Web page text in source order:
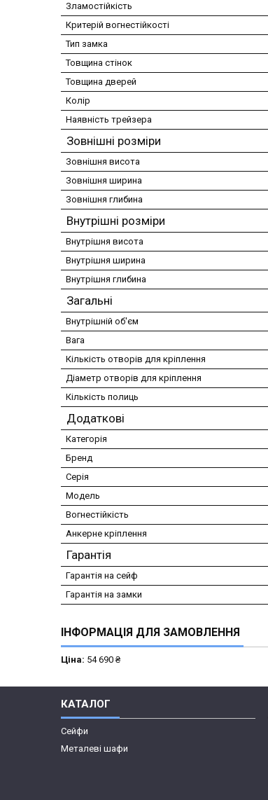
Зламостійкість
Критерій вогнестійкості
Тип замка
Товщина стінок
Товщина дверей
Колір
Наявність трейзера
Зовнішні розміри
Зовнішня висота
Зовнішня ширина
Зовнішня глибина
Внутрішні розміри
Внутрішня висота
Внутрішня ширина
Внутрішня глибина
Загальні
Внутрішній об'єм
Вага
Кількість отворів для кріплення
Діаметр отворів для кріплення
Кількість полиць
Додаткові
Категорія
Бренд
Серія
Модель
Вогнестійкість
Анкерне кріплення
Гарантія
Гарантія на сейф
Гарантія на замки
ІНФОРМАЦІЯ ДЛЯ ЗАМОВЛЕННЯ
Ціна: 54 690 ₴
КАТАЛОГ
Сейфи
Металеві шафи